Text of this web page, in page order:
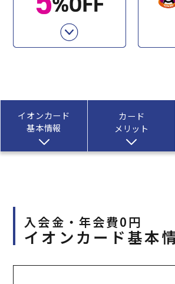
イオンカード
基本情報
カード
メリット
入会金・年会費0円
イオンカード基本